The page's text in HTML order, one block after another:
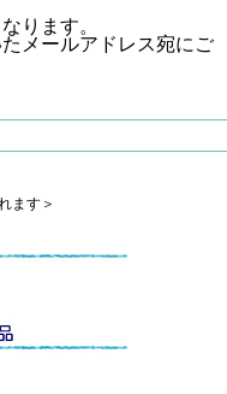
ります。
メールアドレス宛にご
ます＞